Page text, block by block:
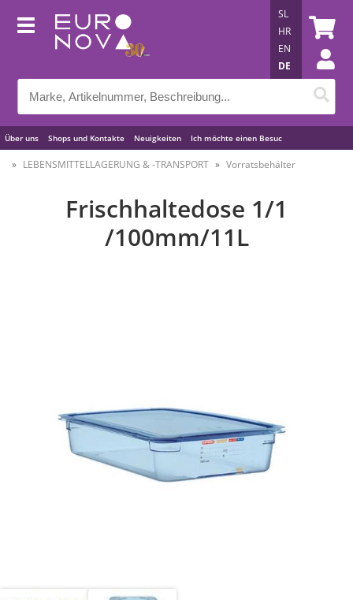
Über uns Shops und Kontakte Neuigkeiten Ich möchte einen Besuc
Nützliche Tipps
SL
HR
EN
DE
LEBENSMITTELLAGERUNG & -TRANSPORT Vorratsbehälter
Frischhaltedose 1/1
/100mm/11L